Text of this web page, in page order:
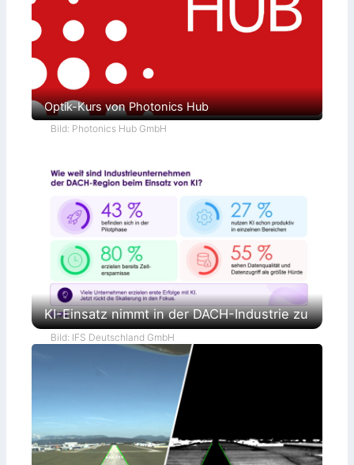
Optik-Kurs von Photonics Hub
Bild: Photonics Hub GmbH
KI-Einsatz nimmt in der DACH-Industrie zu
Bild: IFS Deutschland GmbH